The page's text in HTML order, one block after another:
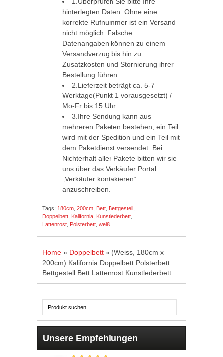
hinterlegten Daten. Ohne eine
korrekte Rufnummer ist ein Versand
nicht möglich. Falsche
Datenangaben können zu einem
Versandverzug bis hin zu
Zusatzkosten und Stornierung ihrer
Bestellung führen.
2.Lieferzeit beträgt ca. 5-7
Werktage(Punkt 1 vorausgesetzt) /
Mo-Fr bis 15 Uhr
3.Ihre Sendung kann aus
mehreren Paketen bestehen, ein Teil
wird mit der Spedition und ein Teil mit
dem Paketdienst versendet. Bei
Nichterhalt aller Pakete bitten wir sie
uns über das Verkäufer Portal
„Verkäufer kontakieren“
anzuschreiben.
Tags: 180cm 200cm Bett Bettgestell
Doppelbett Kalifornia Kunstlederbett
Lattenrost Polsterbett weiß
Home » Doppelbett » (Weiss, 180cm x
200cm) Kalifornia Doppelbett Polsterbett
Bettgestell Bett Lattenrost Kunstlederbett
Unsere Empfehlungen